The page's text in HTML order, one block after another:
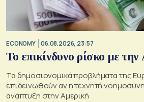
ECONOMY 06.08.2026, 23:57
Το επικίνδυνο ρίσκο με την
Τα δημοσιονομικά προβλήματα της
επιδεινωθούν αν η τεχνητή
ανάπτυξη στην Αμερική